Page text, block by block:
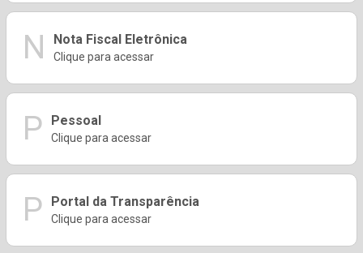
N Nota Fiscal Eletrônica
Clique para acessar
P Pessoal
Clique para acessar
P Portal da Transparência
Clique para acessar